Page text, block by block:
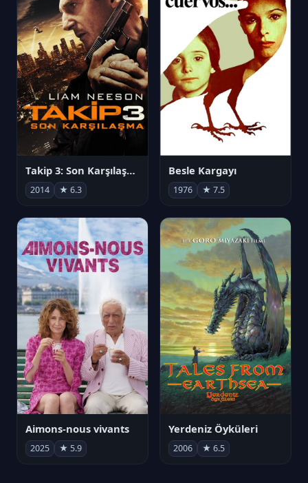
Takip 3: Son Karşılaşma
2014 ★ 6.3
Besle Kargayı
1976 ★ 7.5
Aimons-nous vivants
2025 ★ 5.9
Yerdeniz Öyküleri
2006 ★ 6.5